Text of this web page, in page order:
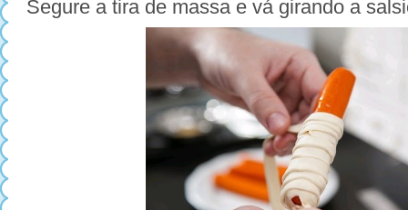
Segure a tira de massa e vá girando a